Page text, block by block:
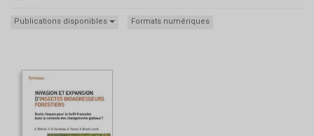
Publications disponibles Formats numériques